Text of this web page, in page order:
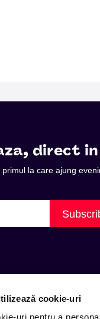
cookie-uri
direct in
la care ajung